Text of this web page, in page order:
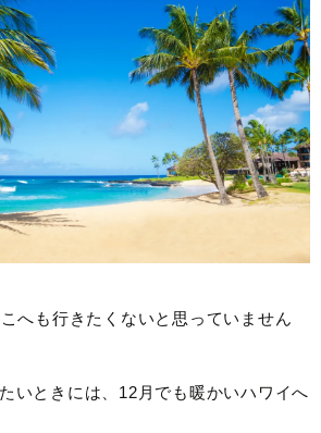
へも行きたくないと思っていません
いときには、12月でも暖かいハワイへ